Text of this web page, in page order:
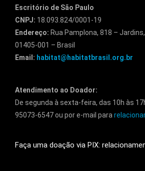
Escritório de São Paulo
CNPJ: 18.093.824/0001-19
Endereço: Rua Pamplona, 818 –
01405-001 – Brasil
Email: habitat@habitatbrasil.org.br
Atendimento ao Doador:
De segunda à sexta-feira, das 10h às
95073-6547 ou por e-mail para
Faça uma doação via PIX: